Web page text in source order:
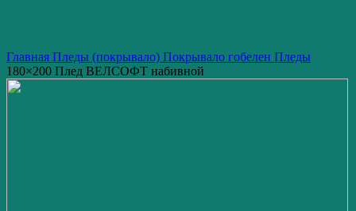
Главная Пледы (покрывало) Покрывало гобелен Пледы
180×200 Плед ВЕЛСОФТ набивной